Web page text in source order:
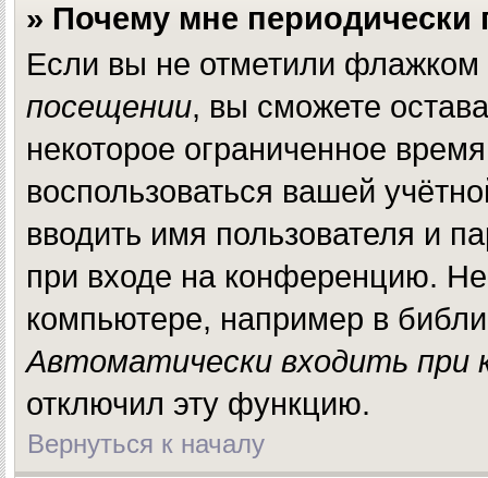
» Почему мне периодически
Если вы не отметили флажком
посещении, вы сможете
некоторое ограниченное
воспользоваться вашей
вводить имя пользователя и
при входе на конференцию.
компьютере, например в
Автоматически входить при
отключил эту функцию.
Вернуться к началу